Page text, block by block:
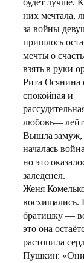
будет лучше.
них мечтала,
за войны
пришлось
мечты о
взять в руки
Рита Осянина
спокойная и
любовь—
Вышла замуж,
началась
но это
заледенел.
Женя
восхищались.
братишку —
это она
растопила
Пушкин: